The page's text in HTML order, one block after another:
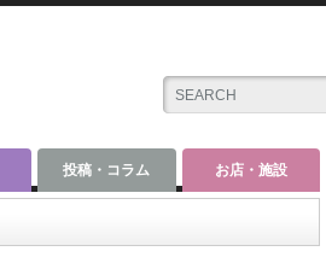
投稿・コラム お店・施設